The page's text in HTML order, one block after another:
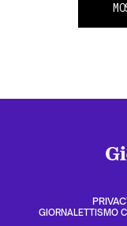
GIORNALETTISMO